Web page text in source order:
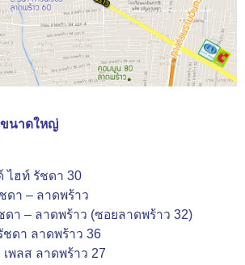
ขนาดใหญ่
ไฮท์ รัชดา 30
ดา – ลาดพร้าว
ดา – ลาดพร้าว (ซอยลาดพร้าว 32)
ดา ลาดพร้าว 36
พลส ลาดพร้าว 27